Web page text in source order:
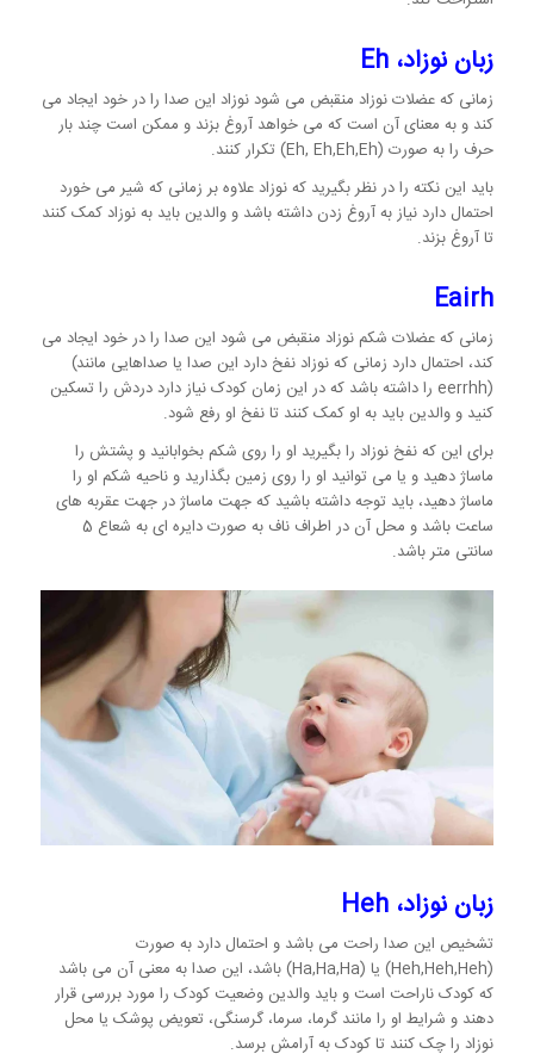
زبان نوزاد، Eh
زمانی که عضلات نوزاد منقبض می شود نوزاد این صدا را در خود ایجاد می
کند و به معنای آن است که می خواهد آروغ بزند و ممکن است چند بار
حرف را به صورت (Eh, Eh,Eh,Eh) تکرار کنند.
باید این نکته را در نظر بگیرید که نوزاد علاوه بر زمانی که شیر می خورد
احتمال دارد نیاز به آروغ زدن داشته باشد و والدین باید به نوزاد کمک کنند
تا آروغ بزند.
Eairh
زمانی که عضلات شکم نوزاد منقبض می شود این صدا را در خود ایجاد می
کند، احتمال دارد زمانی که نوزاد نفخ دارد این صدا یا صداهایی مانند)
(eerrhh را داشته باشد که در این زمان کودک نیاز دارد دردش را تسکین
کنید و والدین باید به او کمک کنند تا نفخ او رفع شود.
برای این که نفخ نوزاد را بگیرید او را روی شکم بخوابانید و پشتش را
ماساژ دهید و یا می توانید او را روی زمین بگذارید و ناحیه شکم او را
ماساژ دهید، باید توجه داشته باشید که جهت ماساژ در جهت عقربه های
ساعت باشد و محل آن در اطراف ناف به صورت دایره ای به شعاع 5
سانتی متر باشد.
زبان نوزاد، Heh
تشخیص این صدا راحت می باشد و احتمال دارد به صورت
(Heh,Heh,Heh) یا (Ha,Ha,Ha) باشد، این صدا به معنی آن می باشد
که کودک ناراحت است و باید والدین وضعیت کودک را مورد بررسی قرار
دهند و شرایط او را مانند گرما، سرما، گرسنگی، تعویض پوشک یا محل
نوزاد را چک کنند تا کودک به آرامش برسد.